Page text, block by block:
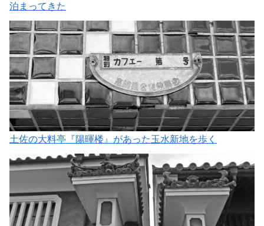
泊まってきた
土佐の大料亭『陽暉楼』があった玉水新地を歩く